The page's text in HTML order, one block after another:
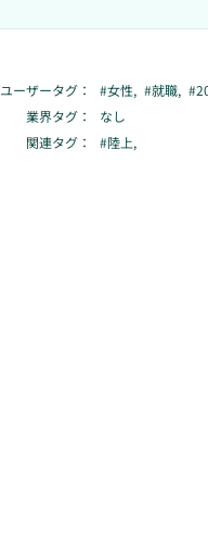
ユーザータグ： #女性, #就職, #
業界タグ：
なし
関連タグ：
#陸上,